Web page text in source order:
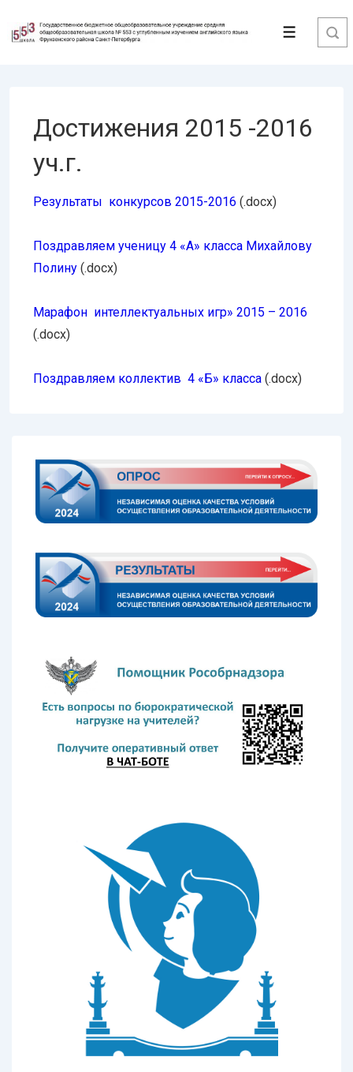
Перейти
Меню
Достижения 2015 -2016
уч.г.
Результаты конкурсов 2015-2016 (.docx)
Поздравляем ученицу 4 «А» класса Михайлову
Полину (.docx)
Марафон интеллектуальных игр» 2015 – 2016
(.docx)
Поздравляем коллектив 4 «Б» класса (.docx)